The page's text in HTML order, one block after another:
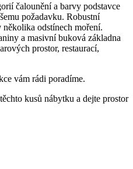
čalounění a barvy podstavce
požadavku. Robustní
odstínech moření.
a masivní buková základna
prostor, restaurací,
vám rádi poradíme.
kusů nábytku a dejte prostor